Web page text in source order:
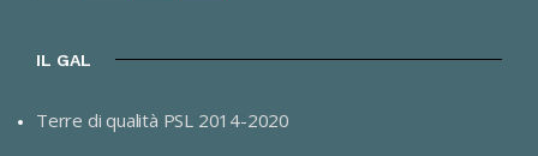
IL GAL
Terre di qualità PSL 2014-2020